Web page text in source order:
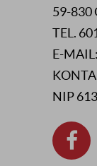
59-830
TEL.
E-MAIL:
NIP